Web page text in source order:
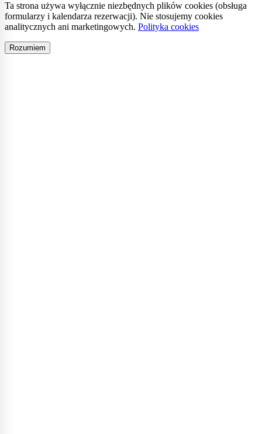
Ta strona używa wyłącznie niezbędnych plików cookies (obsługa
formularzy i kalendarza rezerwacji). Nie stosujemy cookies
analitycznych ani marketingowych. Polityka cookies
Rozumiem